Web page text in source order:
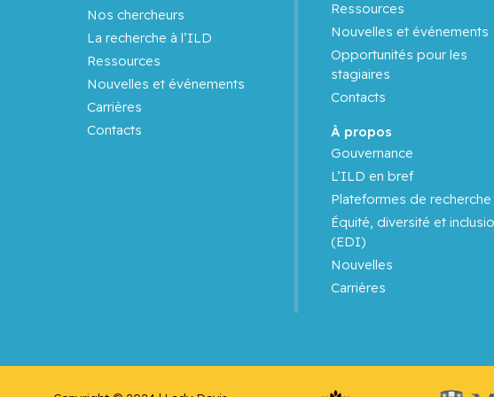
Eliopoulos, Nicoletta
Enger, Shirin Abbasinejad
Nos chercheurs
La recherche à l’ILD
Ressources
Nouvelles et événements
Carrières
Contacts
Ressources
Nouvelles et événements
Opportunités pour les
stagiaires
Contacts
À propos
Gouvernance
L’ILD en bref
Plateformes de recherche
Équité, diversité et
(EDI)
Nouvelles
Carrières